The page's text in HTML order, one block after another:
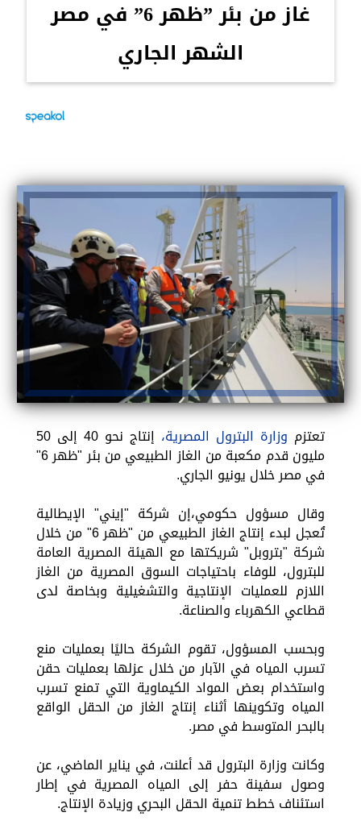
غاز من بئر ”ظهر 6” في مصر
الشهر الجاري
تعتزم وزارة البترول المصرية، إنتاج نحو 40 إلى 50
مليون قدم مكعبة من الغاز الطبيعي من بئر "ظهر 6"
في مصر خلال يونيو الجاري.
وقال مسؤول حكومي،إن شركة "إيني" الإيطالية
تُعجل لبدء إنتاج الغاز الطبيعي من "ظهر 6" من خلال
شركة "بتروبل" شريكتها مع الهيئة المصرية العامة
للبترول، للوفاء باحتياجات السوق المصرية من الغاز
اللازم للعمليات الإنتاجية والتشغيلية وبخاصة لدى
قطاعي الكهرباء والصناعة.
وبحسب المسؤول، تقوم الشركة حاليًا بعمليات منع
تسرب المياه في الآبار من خلال عزلها بعمليات حقن
واستخدام بعض المواد الكيماوية التي تمنع تسرب
المياه وتكوينها أثناء إنتاج الغاز من الحقل الواقع
بالبحر المتوسط في مصر.
وكانت وزارة البترول قد أعلنت، في يناير الماضي، عن
وصول سفينة حفر إلى المياه المصرية في إطار
استئناف خطط تنمية الحقل البحري وزيادة الإنتاج.